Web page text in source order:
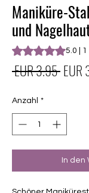
Maniküre-
und
Das Rating 5.0 |
EUR 3.95 EUR
Anzahl *
In den